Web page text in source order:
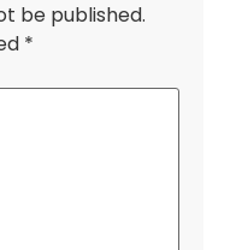
be published.
*